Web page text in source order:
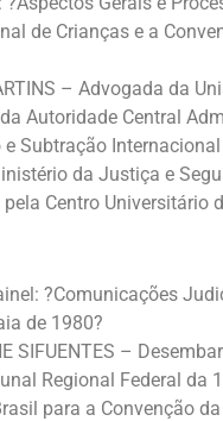
de Crianças e a
– Advogada da
Autoridade Central
e Subtração
da Justiça e
Centro Universitário
?Comunicações
de 1980?
SIFUENTES –
Regional Federal da
para a Convenção